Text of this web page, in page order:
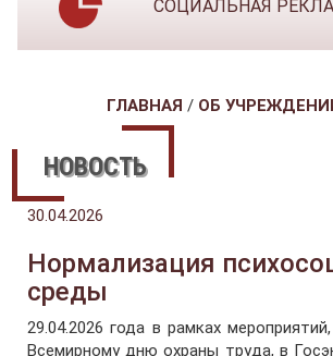
СОЦИАЛЬНАЯ
ГЛАВНАЯ / ОБ
НОВОСТЬ
30.04.2026
Нормализация
среды
29.04.2026 года в рамках
Всемирному дню охраны труда, в